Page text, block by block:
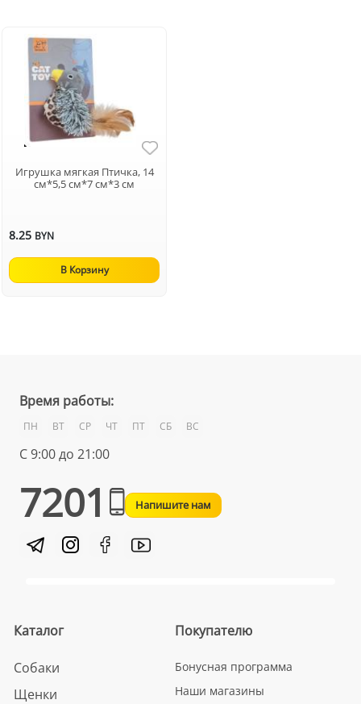
Игрушка мягкая Птичка, 14
см*5,5 см*7 см*3 см
8.25 BYN
В Корзину
Время работы:
ПН ВТ СР ЧТ ПТ СБ ВС
С 9:00 до 21:00
7201 Напишите нам
Каталог
Собаки
Щенки
Покупателю
Бонусная программа
Наши магазины